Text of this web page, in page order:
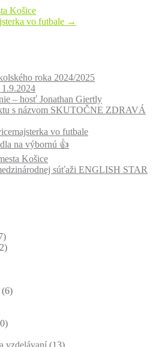
Košice
vo futbale →
roka 2024/2025
– hosť Jonathan Giertly
s názvom SKUTOČNE ZDRAVÁ
vo futbale
na výbornú 👍
Košice
súťaži ENGLISH STAR
(6)